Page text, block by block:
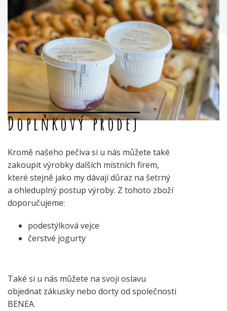
Doplňkový prodej
Kromě našeho pečiva si u nás můžete také
zakoupit výrobky dalších místních firem,
které stejně jako my dávají důraz na šetrný
a ohleduplný postup výroby. Z tohoto zboží
doporučujeme:
podestýlková vejce
čerstvé jogurty
Také si u nás můžete na svoji oslavu
objednat zákusky nebo dorty od společnosti
BENEA.